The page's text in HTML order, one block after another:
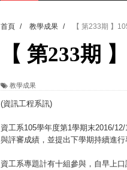
【 第404期 】此夏
領航AI創先例！ 數媒
首頁 / 教學成果 / 【 第233期 】
【 第233期
教學成果
(資訊工程系訊)
資工系105學年度第1學期末2016/
與評審成績，並提出下學期持續進
資工系專題計有十組參與，自早上